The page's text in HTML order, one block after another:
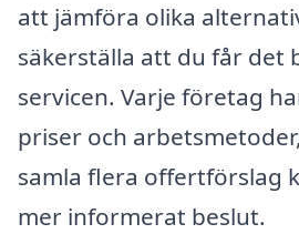
att jämföra olika
säkerställa att du får det
servicen. Varje företag
priser och
samla flera offertförslag
mer informerat beslut.